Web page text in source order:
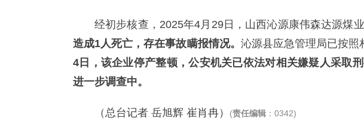
经初步核查，2025年4月29日，山西沁源康伟森达源煤
造成1人死亡，存在事故瞒报情况。 沁源县应急管理局已按照
4日，该企业停产整顿，公安机关已依法对相关嫌疑人采取
进一步调查中。
（总台记者 岳旭辉 崔肖冉） (责任编辑 ：0342)